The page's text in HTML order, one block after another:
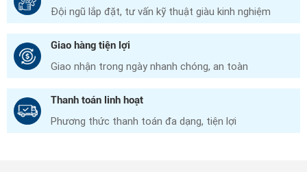
Đội ngũ lắp đặt, tư vấn kỹ thuật giàu kinh nghiệm
Giao hàng tiện lợi
Giao nhận trong ngày nhanh chóng, an toàn
Thanh toán linh hoạt
Phương thức thanh toán đa dạng, tiện lợi